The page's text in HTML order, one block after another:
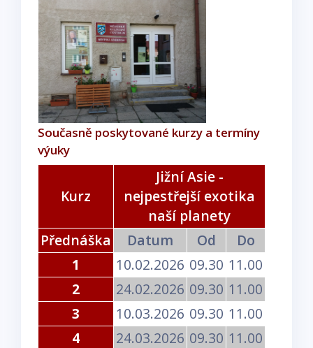
Současně poskytované kurzy a termíny
výuky
Kurz
Jižní Asie -
nejpestřejší exotika
naší planety
Přednáška
Datum Od
Do
1
10.02.2026 09.30 11.00
2
24.02.2026 09.30 11.00
3
10.03.2026 09.30 11.00
4
24.03.2026 09.30 11.00